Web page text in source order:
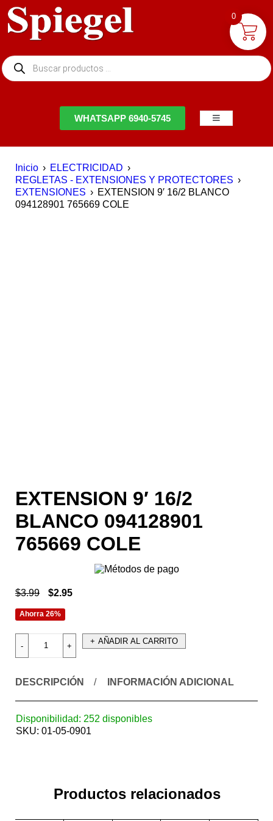
WHATSAPP 6940-5745
Inicio › ELECTRICIDAD ›
REGLETAS - EXTENSIONES Y PROTECTORES ›
EXTENSIONES › EXTENSION 9′ 16/2 BLANCO
094128901 765669 COLE
EXTENSION 9′ 16/2
BLANCO 094128901
765669 COLE
$3.99 $2.95
Ahorra 26%
AÑADIR AL CARRITO
DESCRIPCIÓN INFORMACIÓN ADICIONAL
Disponibilidad: 252 disponibles
SKU: 01-05-0901
Productos relacionados
0